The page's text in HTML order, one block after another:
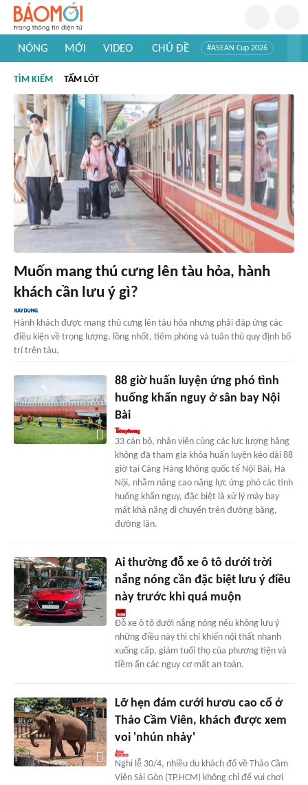
NÓNG MỚI VIDEO CHỦ ĐỀ #ASEAN Cup 2026
#Khám phá thế giới
TÌM KIẾM TẤM LÓT
Muốn mang thú cưng lên tàu hỏa, hành
khách cần lưu ý gì?
Hành khách được mang thú cưng lên tàu hỏa nhưng phải đáp ứng các
điều kiện về trọng lượng, lồng nhốt, tiêm phòng và tuân thủ quy định bố
trí trên tàu.
88 giờ huấn luyện ứng phó tình
huống khẩn nguy ở sân bay Nội
Bài
33 cán bộ, nhân viên cùng các lực lượng hàng
không đã tham gia khóa huấn luyện kéo dài 88
giờ tại Cảng Hàng không quốc tế Nội Bài, Hà
Nội, nhằm nâng cao năng lực ứng phó các tình
huống khẩn nguy, đặc biệt là xử lý máy bay
mất khả năng di chuyển trên đường băng,
đường lăn.
Ai thường đỗ xe ô tô dưới trời
nắng nóng cần đặc biệt lưu ý điều
này trước khi quá muộn
Đỗ xe ô tô dưới nắng nóng nếu không lưu ý
những điều này thì chỉ khiến nội thất nhanh
xuống cấp, giảm tuổi thọ của phương tiện và
tiềm ẩn các nguy cơ mất an toàn.
Lỡ hẹn đám cưới hươu cao cổ ở
Thảo Cầm Viên, khách được xem
voi 'nhún nhảy'
Nghỉ lễ 30/4, nhiều du khách đổ về Thảo Cầm
Viên Sài Gòn (TP.HCM) không chỉ để vui chơi